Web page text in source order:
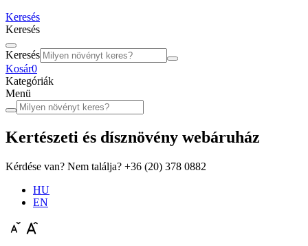
Keresés
Keresés
Keresés
Kosár0
Kategóriák
Menü
Kertészeti és dísznövény webáruház
Kérdése van? Nem találja? +36 (20) 378 0882
HU
EN